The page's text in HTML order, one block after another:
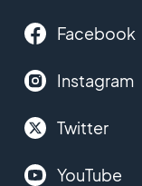
Facebook
Instagram
Twitter
YouTube